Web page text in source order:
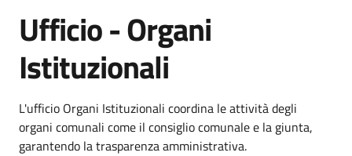
Ufficio - Organi
Istituzionali
L'ufficio Organi Istituzionali coordina le attività degli
organi comunali come il consiglio comunale e la giunta,
garantendo la trasparenza amministrativa.